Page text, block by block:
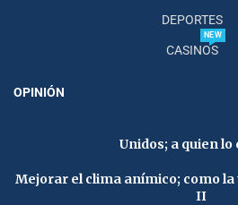
DEPORTES
CASINOS
NEW
OPINIÓN
Unidos; a quien lo
Mejorar el clima anímico; como
II